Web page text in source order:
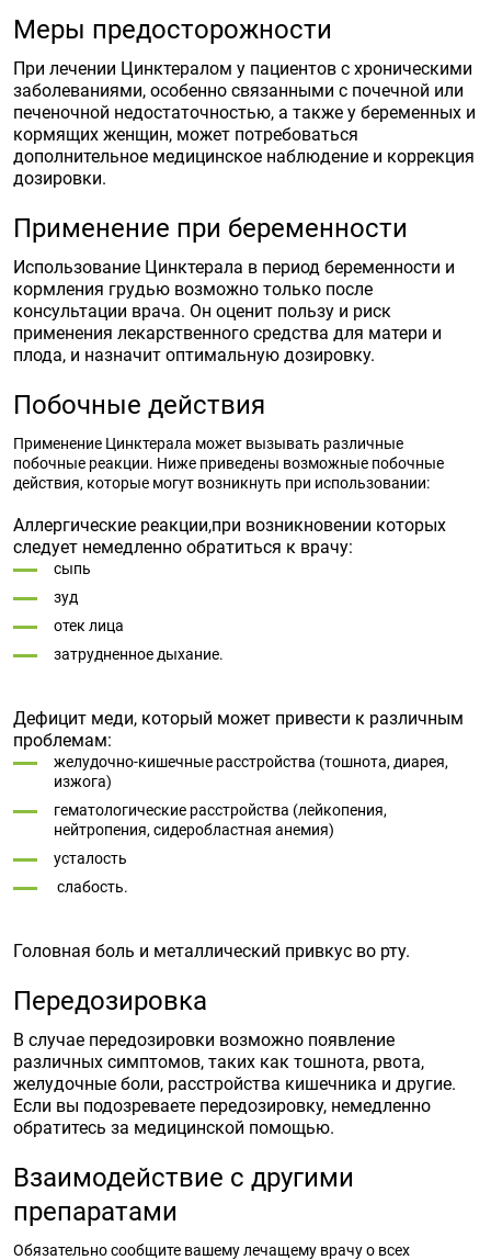
Меры предосторожности
При лечении Цинктералом у пациентов с хроническими
заболеваниями, особенно связанными с почечной или
печеночной недостаточностью, а также у беременных и
кормящих женщин, может потребоваться
дополнительное медицинское наблюдение и коррекция
дозировки.
Применение при беременности
Использование Цинктерала в период беременности и
кормления грудью возможно только после
консультации врача. Он оценит пользу и риск
применения лекарственного средства для матери и
плода, и назначит оптимальную дозировку.
Побочные действия
Применение Цинктерала может вызывать различные
побочные реакции. Ниже приведены возможные побочные
действия, которые могут возникнуть при использовании:
Аллергические реакции,при возникновении которых
следует немедленно обратиться к врачу:
сыпь
зуд
отек лица
затрудненное дыхание.
Дефицит меди, который может привести к различным
проблемам:
желудочно-кишечные расстройства (тошнота, диарея,
изжога)
гематологические расстройства (лейкопения,
нейтропения, сидеробластная анемия)
усталость
слабость.
Головная боль и металлический привкус во рту.
Передозировка
В случае передозировки возможно появление
различных симптомов, таких как тошнота, рвота,
желудочные боли, расстройства кишечника и другие.
Если вы подозреваете передозировку, немедленно
обратитесь за медицинской помощью.
Взаимодействие с другими
препаратами
Обязательно сообщите вашему лечащему врачу о всех